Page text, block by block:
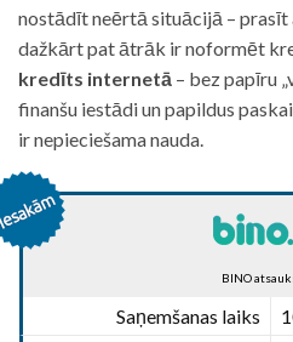
nostādīt neērtā situācijā – prasīt
dažkārt pat ātrāk ir noformēt
kredīts internetā – bez papīru
finanšu iestādi un papildus
ir nepieciešama nauda.
BINO
Saņemšanas laiks